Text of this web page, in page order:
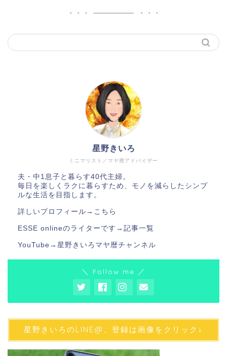
ミニマリスト／マヤ暦アドバイザー
星野きいろ
夫・中1息子と暮らす40代主婦。
毎日を楽しくラクに暮らすため、モノを減らしたシンプ
ルな生活を目指します。
詳しいプロフィール→ こちら
ESSE onlineのライターです→ 記事一覧
YouTube→ 星野きいろマヤ暦チャンネル
＼ Follow me ／
星野きいろのLINE@、登録は画像をクリック↓